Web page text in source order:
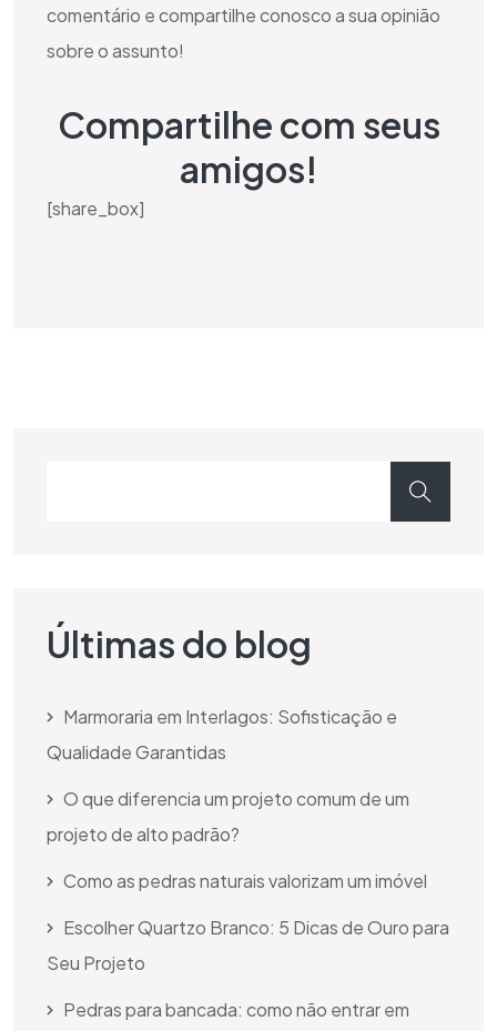
comentário e compartilhe conosco a sua opinião
sobre o assunto!
Compartilhe com seus
amigos!
[share_box]
Últimas do blog
Marmoraria em Interlagos: Sofisticação e
Qualidade Garantidas
O que diferencia um projeto comum de um
projeto de alto padrão?
Como as pedras naturais valorizam um imóvel
Escolher Quartzo Branco: 5 Dicas de Ouro para
Seu Projeto
Pedras para bancada: como não entrar em